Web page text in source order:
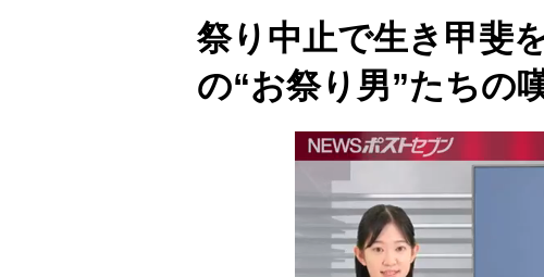
祭り中止で生き甲
の“お祭り男”たちの